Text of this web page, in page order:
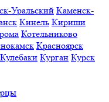
Уральский Каменск-
Кинель Кириши
Котельниково
Красноярск
Кулебаки Курган Курск